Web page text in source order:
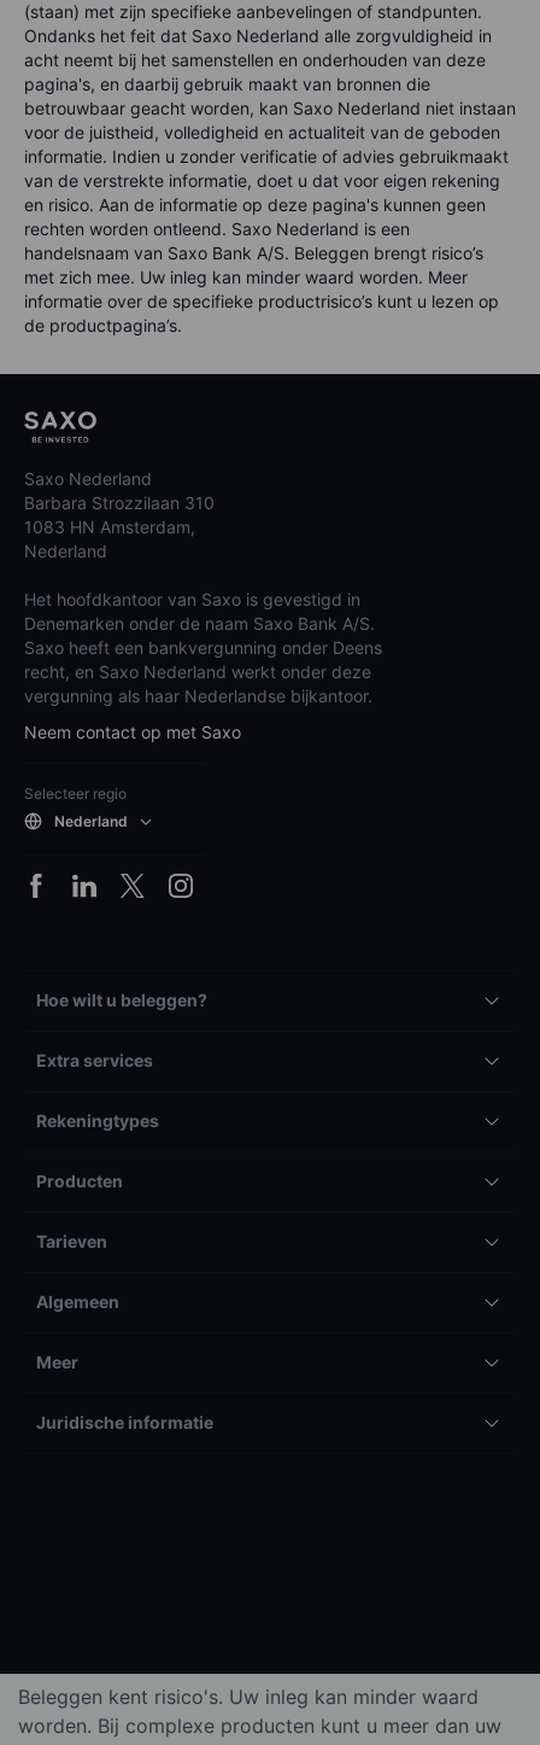
(staan) met zijn specifieke aanbevelingen of standpunten.
Ondanks het feit dat Saxo Nederland alle zorgvuldigheid in
acht neemt bij het samenstellen en onderhouden van deze
pagina's, en daarbij gebruik maakt van bronnen die
betrouwbaar geacht worden, kan Saxo Nederland niet instaan
voor de juistheid, volledigheid en actualiteit van de geboden
informatie. Indien u zonder verificatie of advies gebruikmaakt
van de verstrekte informatie, doet u dat voor eigen rekening
en risico. Aan de informatie op deze pagina's kunnen geen
rechten worden ontleend. Saxo Nederland is een
handelsnaam van Saxo Bank A/S. Beleggen brengt risico’s
met zich mee. Uw inleg kan minder waard worden. Meer
informatie over de specifieke productrisico’s kunt u lezen op
de productpagina’s.
Saxo Nederland
Barbara Strozzilaan 310
1083 HN Amsterdam,
Nederland
Het hoofdkantoor van Saxo is gevestigd in
Denemarken onder de naam Saxo Bank A/S.
Saxo heeft een bankvergunning onder Deens
recht, en Saxo Nederland werkt onder deze
vergunning als haar Nederlandse bijkantoor.
Neem contact op met Saxo
Selecteer regio
Nederland
Hoe wilt u beleggen?
Extra services
Rekeningtypes
Producten
Tarieven
Algemeen
Meer
Juridische informatie
Beleggen kent risico's. Uw inleg kan minder waard
worden. Bij complexe producten kunt u meer dan uw